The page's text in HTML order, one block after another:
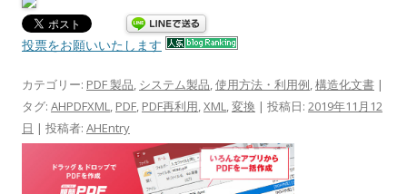
投票をお願いいたします
カテゴリー: PDF 製品, システム製品,使用方法・利用例,構造化文書 |
タグ: AHPDFXML, PDF, PDF再利用,XML,変換 | 投稿日: 2019年11月12
日 | 投稿者: AHEntry